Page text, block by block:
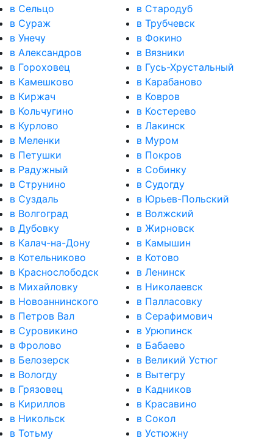
в Сельцо
в Стародуб
в Сураж
в Трубчевск
в Унечу
в Фокино
в Александров
в Вязники
в Гороховец
в Гусь-Хрустальный
в Камешково
в Карабаново
в Киржач
в Ковров
в Кольчугино
в Костерево
в Курлово
в Лакинск
в Меленки
в Муром
в Петушки
в Покров
в Радужный
в Собинку
в Струнино
в Судогду
в Суздаль
в Юрьев-Польский
в Волгоград
в Волжский
в Дубовку
в Жирновск
в Калач-на-Дону
в Камышин
в Котельниково
в Котово
в Краснослободск
в Ленинск
в Михайловку
в Николаевск
в Новоаннинского
в Палласовку
в Петров Вал
в Серафимович
в Суровикино
в Урюпинск
в Фролово
в Бабаево
в Белозерск
в Великий Устюг
в Вологду
в Вытегру
в Грязовец
в Кадников
в Кириллов
в Красавино
в Никольск
в Сокол
в Тотьму
в Устюжну